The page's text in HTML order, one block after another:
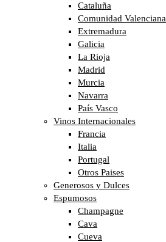
Cataluña
Comunidad Valenciana
Extremadura
Galicia
La Rioja
Madrid
Murcia
Navarra
País Vasco
Vinos Internacionales
Francia
Italia
Portugal
Otros Paises
Generosos y Dulces
Espumosos
Champagne
Cava
Cueva